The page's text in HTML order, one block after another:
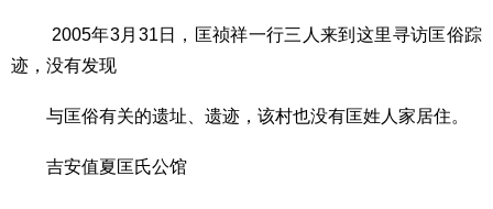
2005年3月31日，匡祯祥一行三人来到这里寻访匡俗踪
迹，没有发现
与匡俗有关的遗址、遗迹，该村也没有匡姓人家居住。
吉安值夏匡氏公馆